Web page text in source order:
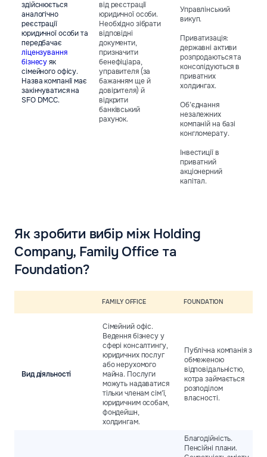
здійснюється
аналогічно
реєстрації
юридичної особи та
передбачає
ліцензування
бізнесуяк
сімейного офісу.
Назва компанії має
закінчуватися на
SFO DMCC.
від реєстрації
юридичної особи.
Необхідно зібрати
відповідні
документи,
призначити
бенефіціара,
управителя (за
бажанням ще й
довірителя) й
відкрити
банківський
рахунок.
Управлінський
викуп.
Приватизація:
державні активи
розпродаються та
консолідуються в
приватних
холдингах.
Об’єднання
незалежних
компаній на базі
конгломерату.
Інвестиції в
приватний
акціонерний
капітал.
Як зробити вибір між Holding
Company, Family Office та
Foundation?
FAMILY OFFICE FOUNDATION
Вид діяльності
Сімейний офіс.
Ведення бізнесу у
сфері консалтингу,
юридичних послуг
або нерухомого
майна. Послуги
можуть надаватися
тільки членам сім’ї,
юридичним особам,
фондейшн,
холдингам.
Публічна компанія з
обмеженою
відповідальністю,
котра займається
розподілом
власності.
Благодійність.
Пенсійні плани.